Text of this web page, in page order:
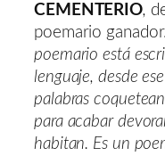
CEMENTERIO,
poemario
poemario está
lenguaje, desde
palabras
para acabar
habitan. Es un